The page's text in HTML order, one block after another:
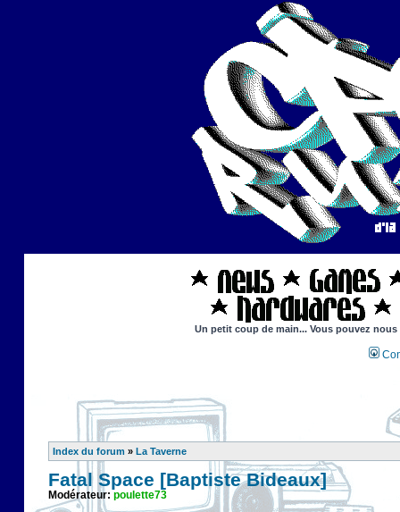
Un petit coup de main... Vous pouvez
Index du forum » La Taverne
Fatal Space [Baptiste Bideaux]
Modérateur: poulette73